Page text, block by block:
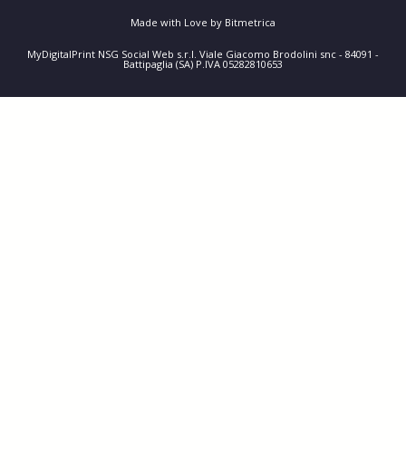
Made with Love by Bitmetrica
MyDigitalPrint NSG Social Web s.r.l. Viale Giacomo Brodolini snc - 84091 -
Battipaglia (SA) P.IVA 05282810653